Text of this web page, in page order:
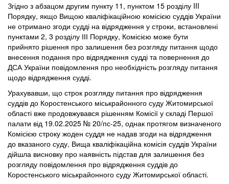
Згідно з абзацом другим пункту 11, пунктом 15 розділу III
Порядку, якщо Вищою кваліфікаційною комісією суддів України
не отримано згоди судді на відрядження у строки, встановлені
пунктами 2, 3 розділу ІІІ Порядку, Комісією може бути
прийнято рішення про залишення без розгляду питання щодо
внесення подання про відрядження судді та повернення до
ДСА України повідомлення про необхідність розгляду питання
щодо відрядження судді.
Урахувавши, що строк розгляду питання про відрядження
суддів до Коростенського міськрайонного суду Житомирської
області вже продовжувався рішенням Комісії у складі Першої
палати від 19.02.2025 № 20/пс-25, однак протягом визначеного
Комісією строку жоден суддя не надав згоди на відрядження
до вказаного суду, Вища кваліфікаційна комісія суддів України
дійшла висновку про наявність підстав для залишення без
розгляду повідомлення про відрядження суддів до
Коростенського міськрайонного суду Житомирської області.